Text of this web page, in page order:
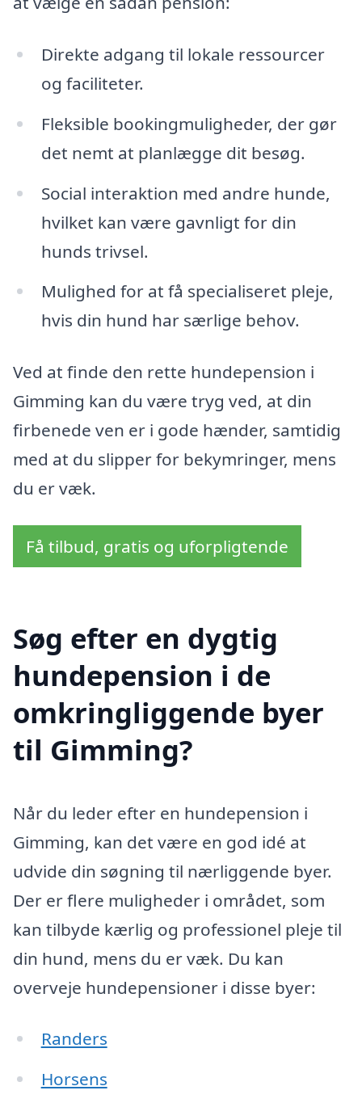
Direkte adgang til lokale ressourcer
og faciliteter.
Fleksible bookingmuligheder, der gør
det nemt at planlægge dit besøg.
Social interaktion med andre hunde,
hvilket kan være gavnligt for din
hunds trivsel.
Mulighed for at få specialiseret pleje,
hvis din hund har særlige behov.
Ved at finde den rette hundepension i
Gimming kan du være tryg ved, at din
firbenede ven er i gode hænder, samtidig
med at du slipper for bekymringer, mens
du er væk.
Få tilbud, gratis og uforpligtende
Søg efter en dygtig
hundepension i de
omkringliggende byer
til Gimming?
Når du leder efter en hundepension i
Gimming, kan det være en god idé at
udvide din søgning til nærliggende byer.
Der er flere muligheder i området, som
kan tilbyde kærlig og professionel pleje til
din hund, mens du er væk. Du kan
overveje hundepensioner i disse byer:
Randers
Horsens